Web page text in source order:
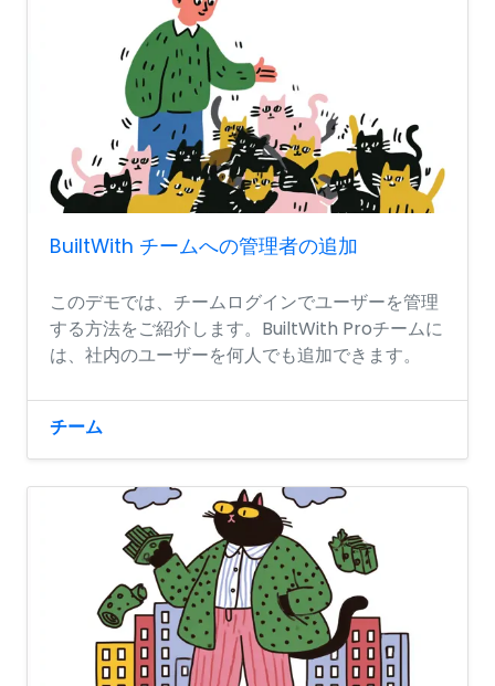
BuiltWith チームへの管理者の追加
このデモでは、チームログインでユーザーを管理
する方法をご紹介します。BuiltWith Proチームに
は、社内のユーザーを何人でも追加できます。
チーム